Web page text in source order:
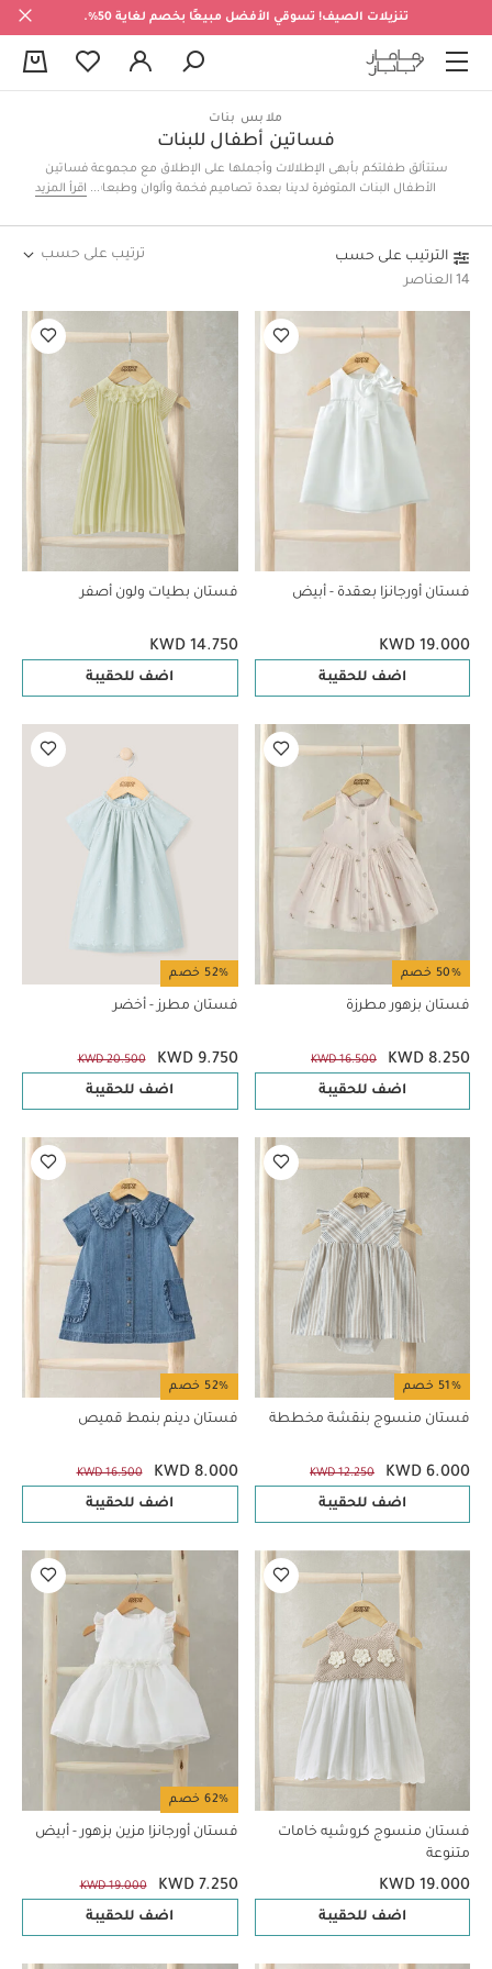
تنزيلات الصيف! تسوقي الأفضل مبيعًا بخصم لغاية 50%.
ملابس بنات
فساتين أطفال للبنات
ستتألق طفلتكم بأبهى الإطلالات وأجملها على الإطلاق مع مجموعة فساتين
الأطفال البنات المتوفرة لدينا بعدة تصاميم فخمة وألوان وطبعات ناعمة
كاجوال لأوقات مليئة بالمرح والراحة.
اقرأ المزيد
الترتيب على حسب
14 العناصر
ترتيب على حسب
فستان أورجانزا بعقدة - أبيض
KWD 19.000
اضف للحقيبة
فستان بطيات ولون أصفر
KWD 14.750
اضف للحقيبة
50% خصم
فستان بزهور مطرزة
KWD 8.250
KWD 16.500
اضف للحقيبة
52% خصم
فستان مطرز - أخضر
KWD 9.750
KWD 20.500
اضف للحقيبة
51% خصم
فستان منسوج بنقشة مخططة
KWD 6.000
KWD 12.250
اضف للحقيبة
52% خصم
فستان دينم بنمط قميص
KWD 8.000
KWD 16.500
اضف للحقيبة
فستان منسوج كروشيه خامات
متنوعة
KWD 19.000
اضف للحقيبة
62% خصم
فستان أورجانزا مزين بزهور - أبيض
KWD 7.250
KWD 19.000
اضف للحقيبة